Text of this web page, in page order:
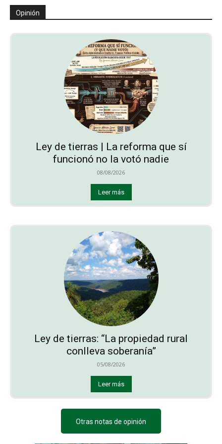
Opinión
Ley de tierras | La reforma que sí
funcionó no la votó nadie
08/08/2026
Leer más
Ley de tierras: “La propiedad rural
conlleva soberanía”
05/08/2026
Leer más
Otras notas de opinión